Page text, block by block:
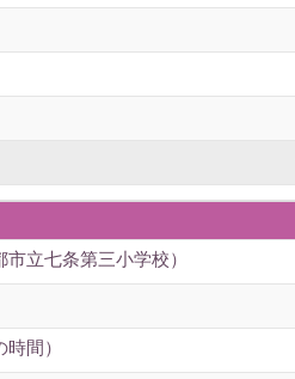
立七条第三小学校）
間）